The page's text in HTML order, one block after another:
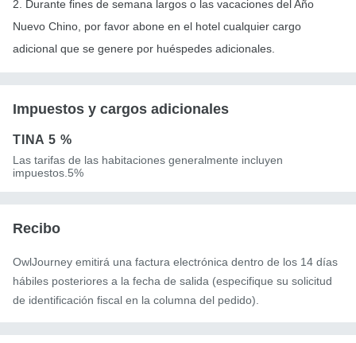
2. Durante fines de semana largos o las vacaciones del Año
Nuevo Chino, por favor abone en el hotel cualquier cargo
adicional que se genere por huéspedes adicionales.
Impuestos y cargos adicionales
TINA 5 %
Las tarifas de las habitaciones generalmente incluyen
impuestos.5%
Recibo
OwlJourney emitirá una factura electrónica dentro de los 14 días
hábiles posteriores a la fecha de salida (especifique su solicitud
de identificación fiscal en la columna del pedido).